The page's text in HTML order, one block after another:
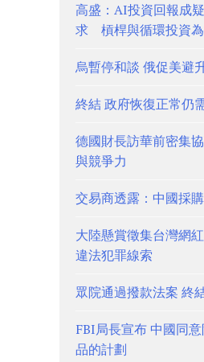
高盛：AI投資回報成
求 槓桿與循環投資
烏暫停和談 俄促美避
終結 政府恢復正常仍
德國財長訪華前密集
與競爭力
交易商透露：中國採
大陸懸賞徵集台灣網
違法犯罪線索
眾院通過撥款法案 終
FBI局長宣布 中國同
品的計劃